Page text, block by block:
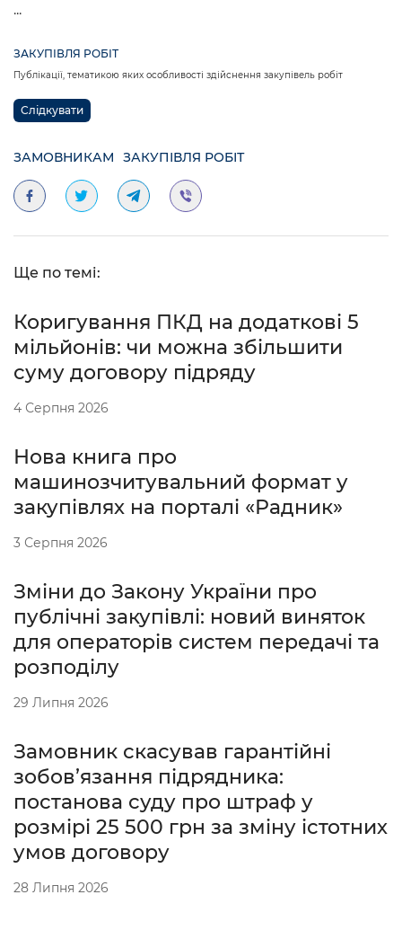
...
ЗАКУПІВЛЯ РОБІТ
Публікації, тематикою яких особливості здійснення закупівель робіт
Слідкувати
ЗАМОВНИКАМ ЗАКУПІВЛЯ РОБІТ
Ще по темі:
Коригування ПКД на додаткові 5
мільйонів: чи можна збільшити
суму договору підряду
4 Серпня 2026
Нова книга про
машинозчитувальний формат у
закупівлях на порталі «Радник»
3 Серпня 2026
Зміни до Закону України про
публічні закупівлі: новий виняток
для операторів систем передачі та
розподілу
29 Липня 2026
Замовник скасував гарантійні
зобов’язання підрядника:
постанова суду про штраф у
розмірі 25 500 грн за зміну істотних
умов договору
28 Липня 2026